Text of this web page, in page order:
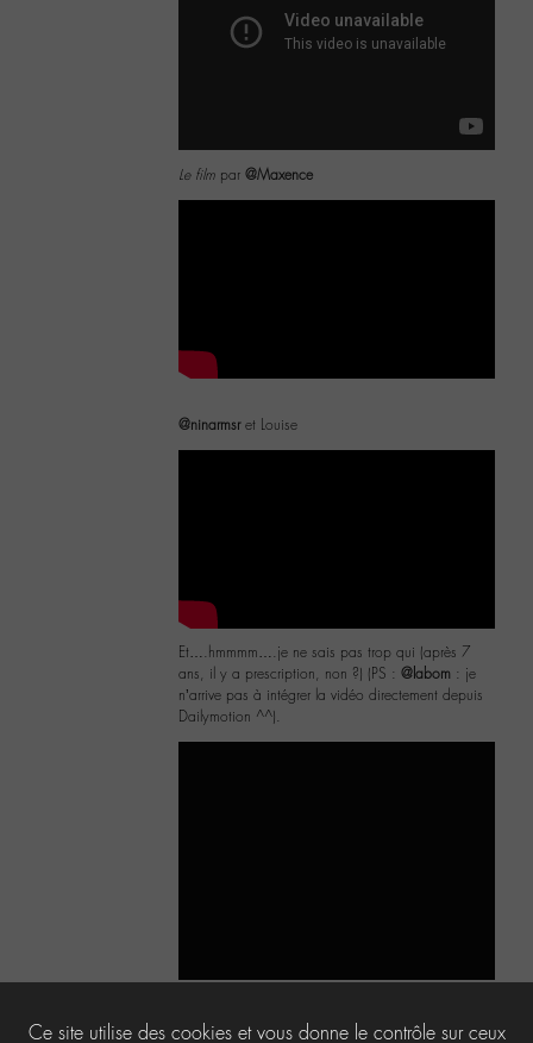
Le film par @Maxence
@ninarmsret Louise
Et….hmmmm….je ne sais pas trop qui (après 7
ans, il y a prescription, non ?) (PS : @labom : je
n’arrive pas à intégrer la vidéo directement depuis
Dailymotion ^^).
Ce site utilise des cookies et vous donne le contrôle sur ceux